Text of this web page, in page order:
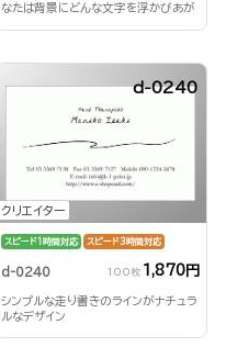
なたは背景にどんな文字を浮かびあが
クリエイター
d-0240
スピード1時間対応 スピード3時間対応
d-0240 100枚 1,870円
シンプルな走り書きのラインがナチュラ
ルなデザイン